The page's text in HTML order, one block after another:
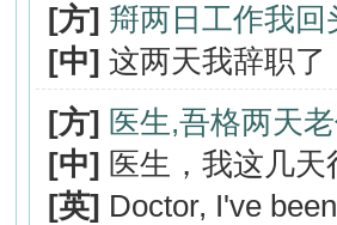
[方] 搿两日工作我
[中] 这两天我辞职
[方] 医生,吾格两天
[中] 医生，我这几
[英] Doctor, I've